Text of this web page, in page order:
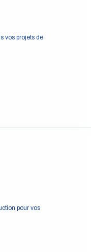
vos projets de
pour vos